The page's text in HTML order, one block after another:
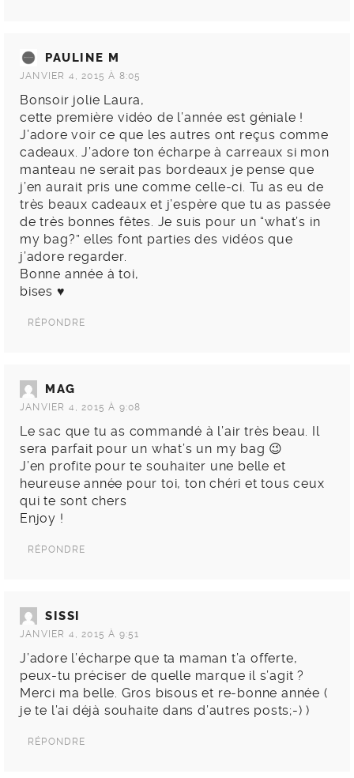
PAULINE M
JANVIER 4, 2015 À 8:05
Bonsoir jolie Laura,
cette première vidéo de l’année est géniale !
J’adore voir ce que les autres ont reçus comme
cadeaux. J’adore ton écharpe à carreaux si mon
manteau ne serait pas bordeaux je pense que
j’en aurait pris une comme celle-ci. Tu as eu de
très beaux cadeaux et j’espère que tu as passée
de très bonnes fêtes. Je suis pour un “what’s in
my bag?” elles font parties des vidéos que
j’adore regarder.
Bonne année à toi,
bises ♥
RÉPONDRE
MAG
JANVIER 4, 2015 À 9:08
Le sac que tu as commandé à l’air très beau. Il
sera parfait pour un what’s un my bag 😉
J’en profite pour te souhaiter une belle et
heureuse année pour toi, ton chéri et tous ceux
qui te sont chers
Enjoy !
RÉPONDRE
SISSI
JANVIER 4, 2015 À 9:51
J’adore l’écharpe que ta maman t’a offerte,
peux-tu préciser de quelle marque il s’agit ?
Merci ma belle. Gros bisous et re-bonne année (
je te l’ai déjà souhaite dans d’autres posts;-) )
RÉPONDRE